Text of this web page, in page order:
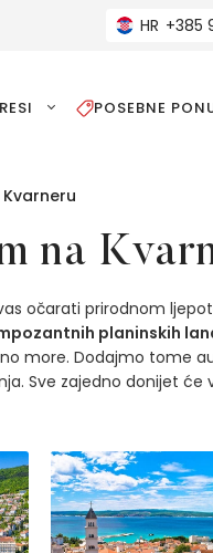
HR +385
POSEBNE
na
očarati prirodnom
planinskih
more. Dodajmo tome
Sve zajedno donijet